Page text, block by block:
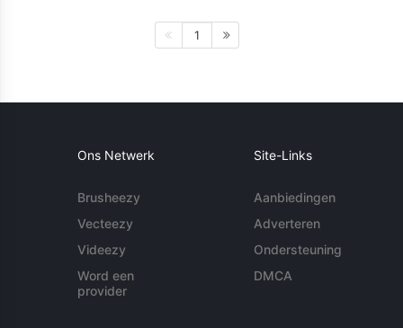
1
Ons Netwerk
Brusheezy
Vecteezy
Videezy
Word een
provider
Site-Links
Aanbiedingen
Adverteren
Ondersteuning
DMCA